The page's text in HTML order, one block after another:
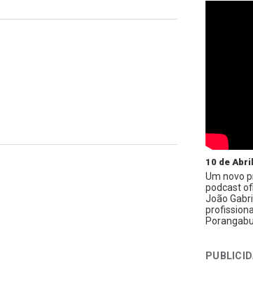
10 de Abril
Um novo
podcast
João